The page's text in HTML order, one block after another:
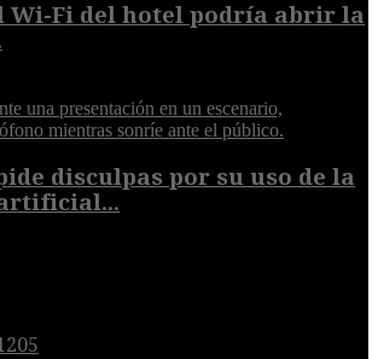
Wi-Fi del hotel podría abrir la
disculpas por su uso de la